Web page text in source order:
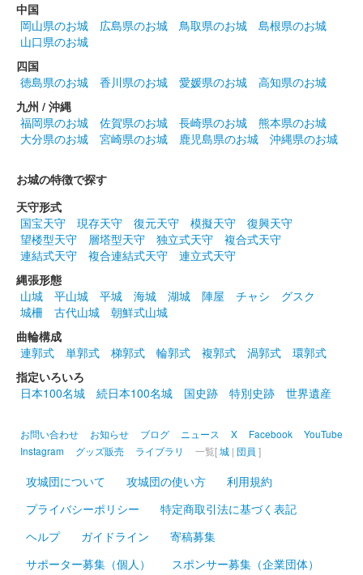
中国
岡山県のお城
広島県のお城 鳥取県のお城
島根県のお城
山口県のお城
四国
徳島県のお城
香川県のお城 愛媛県のお城
高知県のお城
九州 / 沖縄
福岡県のお城
佐賀県のお城 長崎県のお城
熊本県のお城
大分県のお城
宮崎県のお城 鹿児島県のお城 沖縄県のお城
お城の特徴で探す
天守形式
国宝天守
現存天守 復元天守 模擬天守
復興天守
望楼型天守
層塔型天守 独立式天守
複合式天守
連結式天守
複合連結式天守
連立式天守
縄張形態
山城
平山城 平城 海城 湖城 陣屋 チャシ
グスク
城柵
古代山城
朝鮮式山城
曲輪構成
連郭式
単郭式 梯郭式 輪郭式 複郭式 渦郭式
環郭式
指定いろいろ
日本100名城
続日本100名城 国史跡 特別史跡 世界遺産
お問い合わせ お知らせ ブログ ニュース X Facebook
YouTube
Instagram
グッズ販売 ライブラリ 一覧[城 | 団員 ]
攻城団について 攻城団の使い方
利用規約
プライバシーポリシー
特定商取引法に基づく表記
ヘルプ
ガイドライン
寄稿募集
サポーター募集（個人）
スポンサー募集（企業団体）